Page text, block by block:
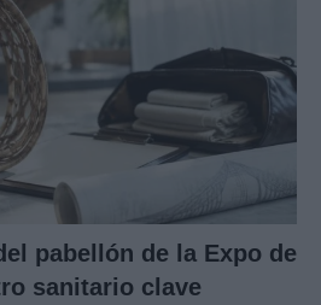
pabellón de la Expo de
sanitario clave